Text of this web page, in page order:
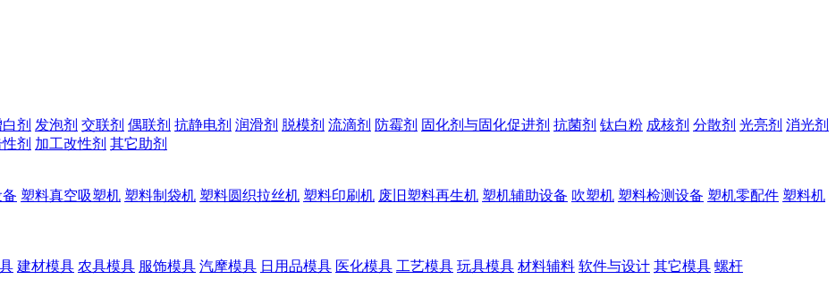
剂 发泡剂 交联剂 偶联剂 抗静电剂 润滑剂 脱模剂 流滴剂 防霉剂 固化剂与固化促进剂 抗菌剂 钛白粉 成核剂 分散剂 光亮剂 消光剂
剂 加工改性剂 其它助剂
塑料真空吸塑机 塑料制袋机 塑料圆织拉丝机 塑料印刷机 废旧塑料再生机 塑机辅助设备 吹塑机 塑料检测设备 塑机零配件 塑料机
建材模具 农具模具 服饰模具 汽摩模具 日用品模具 医化模具 工艺模具 玩具模具 材料辅料 软件与设计 其它模具 螺杆